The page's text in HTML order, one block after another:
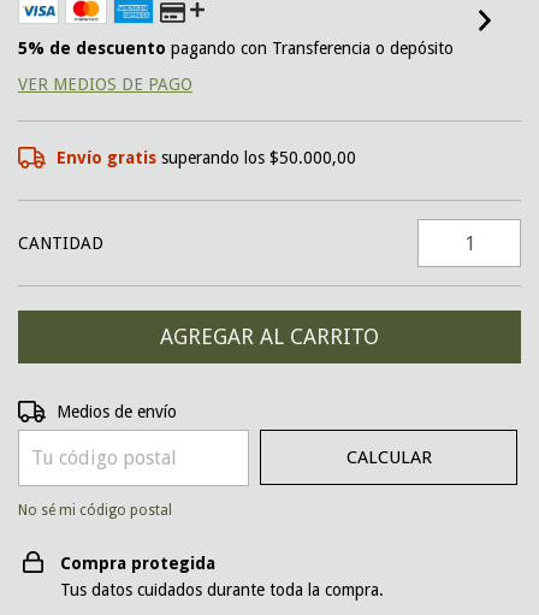
5% de descuento pagando con Transferencia o depósito
VER MEDIOS DE PAGO
Envío gratis superando los$50.000,00
CANTIDAD
Entregas para el CP:
Medios de envío
CALCULAR
No sé mi código postal
Compra protegida
Tus datos cuidados durante toda la compra.